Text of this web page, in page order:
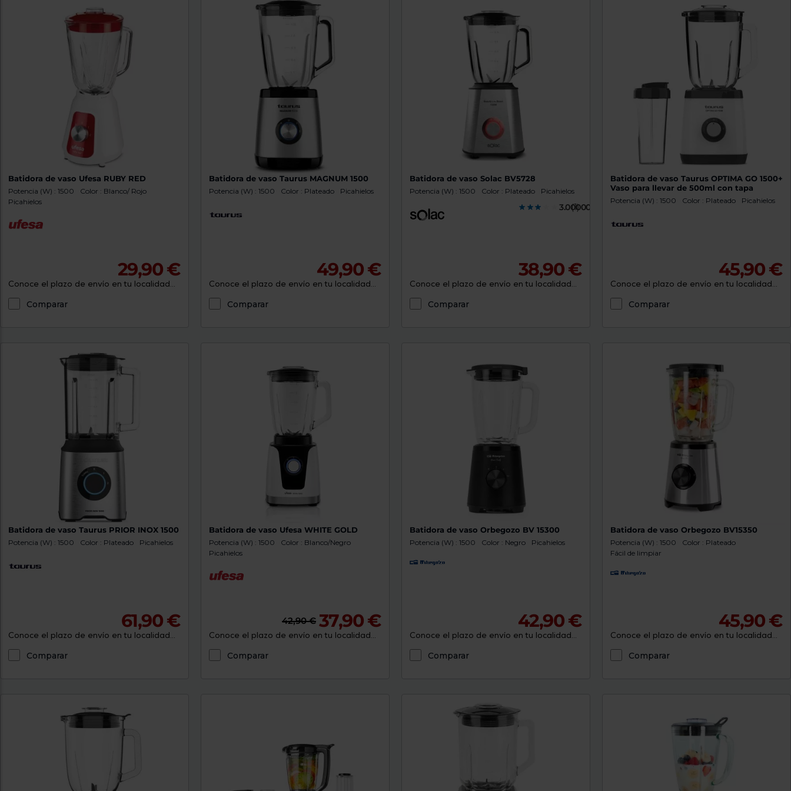
dispositivos
táctiles
gestos
Batidora de vaso Ufesa RUBY RED
Potencia (W) : 1500
Color : Blanco/ Rojo
Picahielos
29,90 €
Conoce el plazo de envío en tu localidad...
Comparar
Batidora de vaso Taurus MAGNUM 1500
Potencia (W) : 1500 Color : Plateado Picahielos
49,90 €
Conoce el plazo de envío en tu localidad...
Comparar
Batidora de vaso Solac BV5728
Potencia (W) : 1500 Color : Plateado Picahielos
3.0000000
(1)
38,90 €
Conoce el plazo de envío en tu localidad...
Comparar
Batidora de vaso Taurus OPTIMA GO 1500+
Vaso para llevar de 500ml con tapa
Potencia (W) : 1500 Color : Plateado Picahielos
45,90 €
Conoce el plazo de envío en tu localidad...
Comparar
Batidora de vaso Taurus PRIOR INOX 1500
Potencia (W) : 1500 Color : Plateado Picahielos
61,90 €
Conoce el plazo de envío en tu localidad...
Comparar
Batidora de vaso Ufesa WHITE GOLD
Potencia (W) : 1500
Color : Blanco/Negro
Picahielos
42,90 € 37,90 €
Conoce el plazo de envío en tu localidad...
Comparar
Batidora de vaso Orbegozo BV 15300
Potencia (W) : 1500 Color : Negro Picahielos
42,90 €
Conoce el plazo de envío en tu localidad...
Comparar
Batidora de vaso Orbegozo BV15350
Potencia (W) : 1500
Color : Plateado
Fácil de limpiar
45,90 €
Conoce el plazo de envío en tu localidad...
Comparar